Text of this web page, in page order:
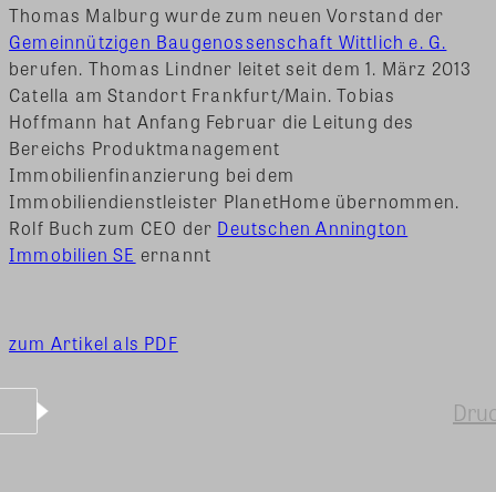
Thomas Malburg wurde zum neuen Vorstand der
Gemeinnützigen Baugenossenschaft Wittlich e. G.
berufen. Thomas Lindner leitet seit dem 1. März 2013
Catella am Standort Frankfurt/Main. Tobias
Hoffmann hat Anfang Februar die Leitung des
Bereichs Produktmanagement
Immobilienfinanzierung bei dem
Immobiliendienstleister PlanetHome übernommen.
Rolf Buch zum CEO der Deutschen Annington
Immobilien SE ernannt
zum Artikel als PDF